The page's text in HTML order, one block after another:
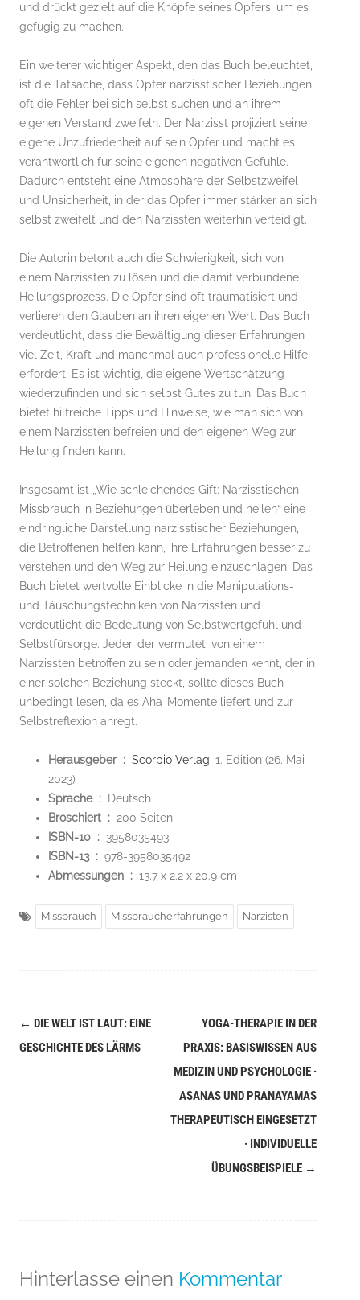
und drückt gezielt auf die Knöpfe seines Opfers, um es
gefügig zu machen.
Ein weiterer wichtiger Aspekt, den das Buch beleuchtet,
ist die Tatsache, dass Opfer narzisstischer Beziehungen
oft die Fehler bei sich selbst suchen und an ihrem
eigenen Verstand zweifeln. Der Narzisst projiziert seine
eigene Unzufriedenheit auf sein Opfer und macht es
verantwortlich für seine eigenen negativen Gefühle.
Dadurch entsteht eine Atmosphäre der Selbstzweifel
und Unsicherheit, in der das Opfer immer stärker an sich
selbst zweifelt und den Narzissten weiterhin verteidigt.
Die Autorin betont auch die Schwierigkeit, sich von
einem Narzissten zu lösen und die damit verbundene
Heilungsprozess. Die Opfer sind oft traumatisiert und
verlieren den Glauben an ihren eigenen Wert. Das Buch
verdeutlicht, dass die Bewältigung dieser Erfahrungen
viel Zeit, Kraft und manchmal auch professionelle Hilfe
erfordert. Es ist wichtig, die eigene Wertschätzung
wiederzufinden und sich selbst Gutes zu tun. Das Buch
bietet hilfreiche Tipps und Hinweise, wie man sich von
einem Narzissten befreien und den eigenen Weg zur
Heilung finden kann.
Insgesamt ist „Wie schleichendes Gift: Narzisstischen
Missbrauch in Beziehungen überleben und heilen“ eine
eindringliche Darstellung narzisstischer Beziehungen,
die Betroffenen helfen kann, ihre Erfahrungen besser zu
verstehen und den Weg zur Heilung einzuschlagen. Das
Buch bietet wertvolle Einblicke in die Manipulations-
und Täuschungstechniken von Narzissten und
verdeutlicht die Bedeutung von Selbstwertgefühl und
Selbstfürsorge. Jeder, der vermutet, von einem
Narzissten betroffen zu sein oder jemanden kennt, der in
einer solchen Beziehung steckt, sollte dieses Buch
unbedingt lesen, da es Aha-Momente liefert und zur
Selbstreflexion anregt.
Herausgeber ‏ : ‎ Scorpio Verlag; 1. Edition (26. Mai
2023)
Sprache ‏ : ‎
Deutsch
Broschiert ‏ : ‎ 200 Seiten
ISBN-10 ‏ : ‎ 3958035493
ISBN-13 ‏ : ‎ 978-3958035492
Abmessungen ‏ : ‎ 13.7 x 2.2 x 20.9 cm
Missbrauch Missbraucherfahrungen Narzisten
Navigation
← DIE WELT IST LAUT: EINE
GESCHICHTE DES LÄRMS
YOGA-THERAPIE IN DER
PRAXIS: BASISWISSEN AUS
MEDIZIN UND PSYCHOLOGIE ·
ASANAS UND PRANAYAMAS
THERAPEUTISCH EINGESETZT
· INDIVIDUELLE
ÜBUNGSBEISPIELE →
Hinterlasse einen Kommentar